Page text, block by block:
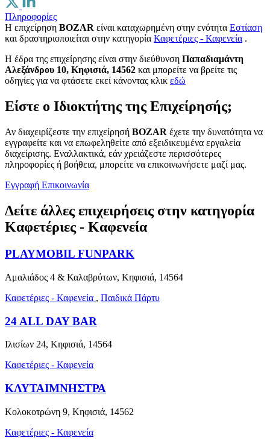
Πληροφορίες
Η επιχείρηση BOZAR είναι καταχωρημένη στην ενότητα Εστίαση
και δραστηριοποιείται στην κατηγορία Καφετέριες - Καφενεία .
H έδρα της επιχείρησης είναι στην διεύθυνση Παπαδιαμάντη
Αλεξάνδρου 10, Κηφισιά, 14562 και μπορείτε να βρείτε τις
οδηγίες για να φτάσετε εκεί κάνοντας κλικ εδώ
Είστε ο Ιδιοκτήτης της Επιχείρησής;
Αν διαχειρίζεστε την επιχείρησή BOZAR έχετε την δυνατότητα να
εγγραφείτε και να επωφεληθείτε από εξειδικευμένα εργαλεία
διαχείρισης. Εναλλακτικά, εάν χρειάζεστε περισσότερες
πληροφορίες ή βοήθεια, μπορείτε να επικοινωνήσετε μαζί μας.
Εγγραφή Επικοινωνία
Δείτε άλλες επιχειρήσεις στην κατηγορία
Καφετέριες - Καφενεία
PLAYMOBIL FUNPARK
Αμαλιάδος 4 & Καλαβρύτων, Κηφισιά, 14564
Καφετέριες - Καφενεία , Παιδικά Πάρτυ
24 ALL DAY BAR
Ιλισίων 24, Κηφισιά, 14564
Καφετέριες - Καφενεία
ΚΛΥΤΑΙΜΝΗΣΤΡΑ
Κολοκοτρώνη 9, Κηφισιά, 14562
Καφετέριες - Καφενεία